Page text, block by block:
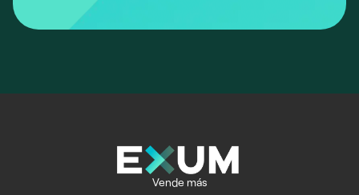
Vende más